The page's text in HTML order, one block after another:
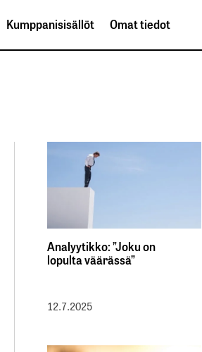
Kumppanisisällöt Omat tiedot
Analyytikko: ”Joku on
lopulta väärässä”
12.7.2025